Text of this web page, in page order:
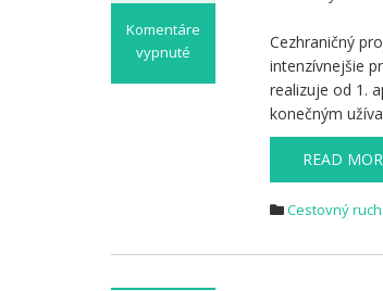
Komentáre
vypnuté
Baťa
Cezhraničný
intenzívnejšie
realizuje od 1.
konečným
READ
Cestovný ruch